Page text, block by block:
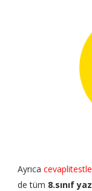
Ayrıca
de tüm 8.sınıf